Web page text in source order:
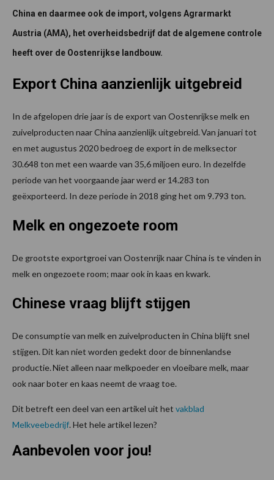
China en daarmee ook de import, volgens Agrarmarkt
Austria (AMA), het overheidsbedrijf dat de algemene controle
heeft over de Oostenrijkse landbouw.
Export China aanzienlijk uitgebreid
In de afgelopen drie jaar is de export van Oostenrijkse melk en
zuivelproducten naar China aanzienlijk uitgebreid. Van januari tot
en met augustus 2020 bedroeg de export in de melksector
30.648 ton met een waarde van 35,6 miljoen euro. In dezelfde
periode van het voorgaande jaar werd er 14.283 ton
geëxporteerd. In deze periode in 2018 ging het om 9.793 ton.
Melk en ongezoete room
De grootste exportgroei van Oostenrijk naar China is te vinden in
melk en ongezoete room; maar ook in kaas en kwark.
Chinese vraag blijft stijgen
De consumptie van melk en zuivelproducten in China blijft snel
stijgen. Dit kan niet worden gedekt door de binnenlandse
productie. Niet alleen naar melkpoeder en vloeibare melk, maar
ook naar boter en kaas neemt de vraag toe.
Dit betreft een deel van een artikel uit het vakblad
Melkveebedrijf. Het hele artikel lezen?
Aanbevolen voor jou!